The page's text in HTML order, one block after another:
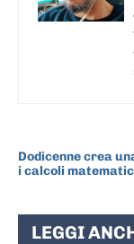
Dodicenne crea
i calcoli
LEGGI